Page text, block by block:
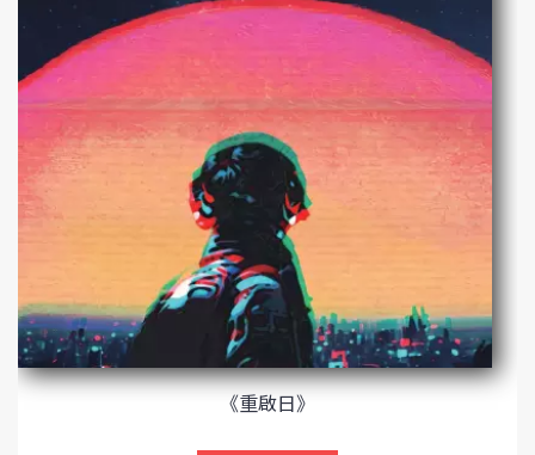
《重啟日》